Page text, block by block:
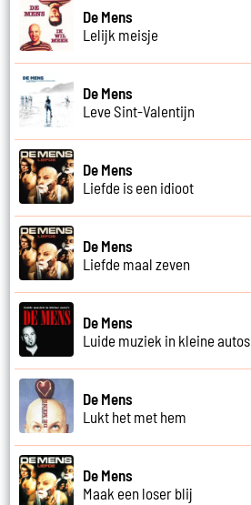
De Mens
Lelijk meisje
De Mens
Leve Sint-Valentijn
De Mens
Liefde is een idioot
De Mens
Liefde maal zeven
De Mens
Luide muziek in kleine autos
De Mens
Lukt het met hem
De Mens
Maak een loser blij